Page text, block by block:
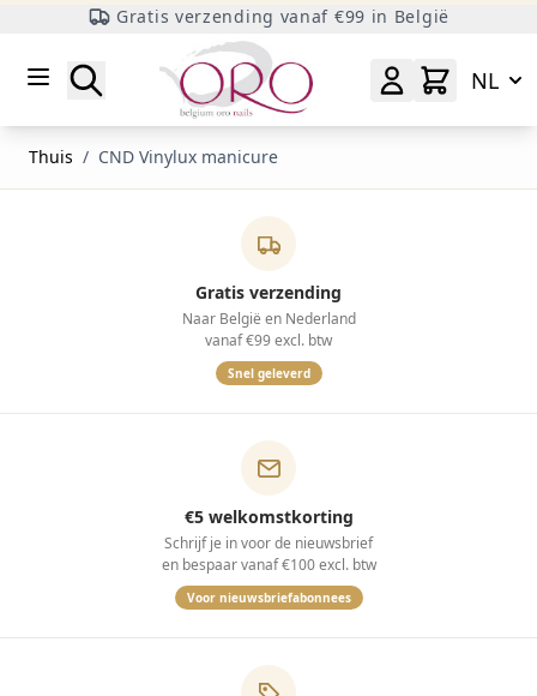
Gratis verzending vanaf €99 in België
Zoeken
NL
Thuis / CND Vinylux manicure
Gratis verzending
Naar België en Nederland
vanaf €99 excl. btw
Snel geleverd
€5 welkomstkorting
Schrijf je in voor de nieuwsbrief
en bespaar vanaf €100 excl. btw
Voor nieuwsbriefabonnees